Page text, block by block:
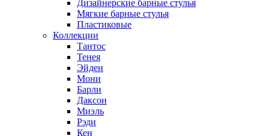
Дизайнерские барные стулья
Мягкие барные стулья
Пластиковые
Коллекции
Тантос
Тенея
Эйден
Мони
Барли
Даксон
Миэль
Рэди
Кен